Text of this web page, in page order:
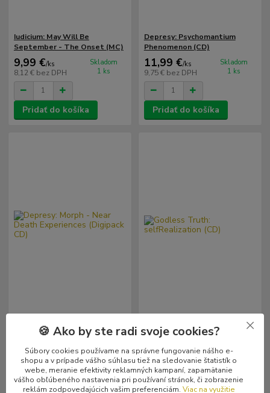
Iudicium: May Will Be
September - The Onset (MC)
9,99 €/ks
8,12 € bez DPH
Skladom
1 ks
Pridať do košíka
Depresy: Psychomantium
Phenomenon (CD)
11,99 €/ks
9,75 € bez DPH
Skladom
1 ks
Pridať do košíka
Experiences (Digipack CD)
12,99 €/ks
10,56 €bez DPH
Skladom
1 ks
selfRealization (CD)
12,99 €/ks
10,56 €bez DPH
Skladom
1 ks
🍪 Ako by ste radi svoje cookies?
Súbory cookies používame na správne fungovanie nášho e-
shopu a v prípade vášho súhlasu tiež na sledovanie štatistík o
webe, meranie efektivity reklamných kampaní, zapamätanie
vášho obľúbeného nastavenia pri používaní stránok, či zobrazenie
reklám zodpovedajúcich vašim preferenciám. Viac na využitie